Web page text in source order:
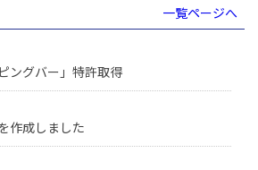
一覧ページへ
ングバー」特許取得
作成しました